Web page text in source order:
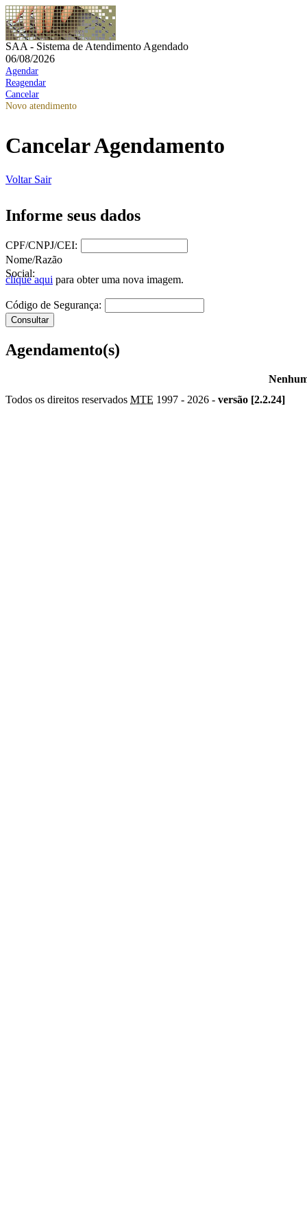
SAA - Sistema de Atendimento Agendado
06/08/2026
Agendar
Reagendar
Cancelar
Novo atendimento
Cancelar Agendamento
Voltar Sair
Informe seus dados
CPF/CNPJ/CEI:
Nome/Razão
Social:
clique aqui para obter uma nova imagem.
Código de Segurança:
Agendamento(s)
Todos os direitos reservados MTE 1997 - 2026 - versão [2.2.24]